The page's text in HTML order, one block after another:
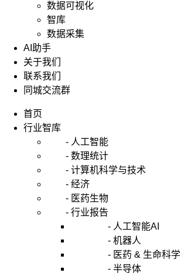
数据可视化
智库
数据采集
AI助手
关于我们
联系我们
同城交流群
首页
行业智库
- 人工智能
- 数理统计
- 计算机科学与技术
- 经济
- 医药生物
- 行业报告
- 人工智能AI
- 机器人
- 医药 & 生命科学
- 半导体